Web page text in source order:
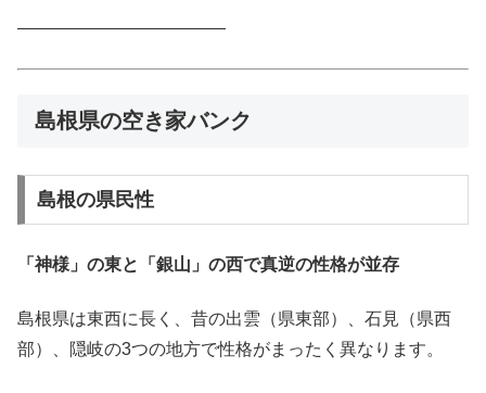
————————————
島根県の空き家バンク
島根の県民性
「神様」の東と「銀山」の西で真逆の性格が並存
島根県は東西に長く、昔の出雲（県東部）、石見（県西
部）、隠岐の3つの地方で性格がまったく異なります。